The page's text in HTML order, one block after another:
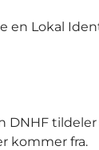
en Lokal
DNHF
kommer fra.